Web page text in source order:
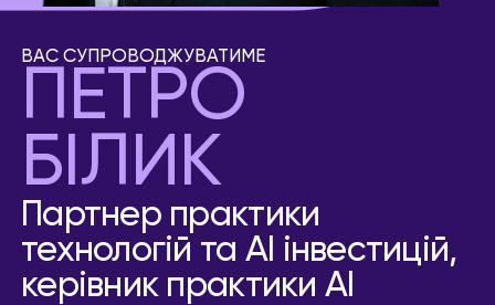
ВАС СУПРОВОДЖУВАТИМЕ
ПЕТРО
БІЛИК
Партнер практики
технологій та АІ інвестицій,
керівник практики АІ